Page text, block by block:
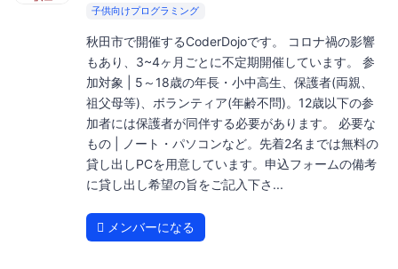
子供向けプログラミング
秋田市で開催するCoderDojoです。 コロナ禍の影響
もあり、3~4ヶ月ごとに不定期開催しています。 参
加対象 | 5～18歳の年長・小中高生、保護者(両親、
祖父母等)、ボランティア(年齢不問)。12歳以下の参
加者には保護者が同伴する必要があります。 必要な
もの | ノート・パソコンなど。先着2名までは無料の
貸し出しPCを用意しています。申込フォームの備考
に貸し出し希望の旨をご記入下さ...
メンバーになる